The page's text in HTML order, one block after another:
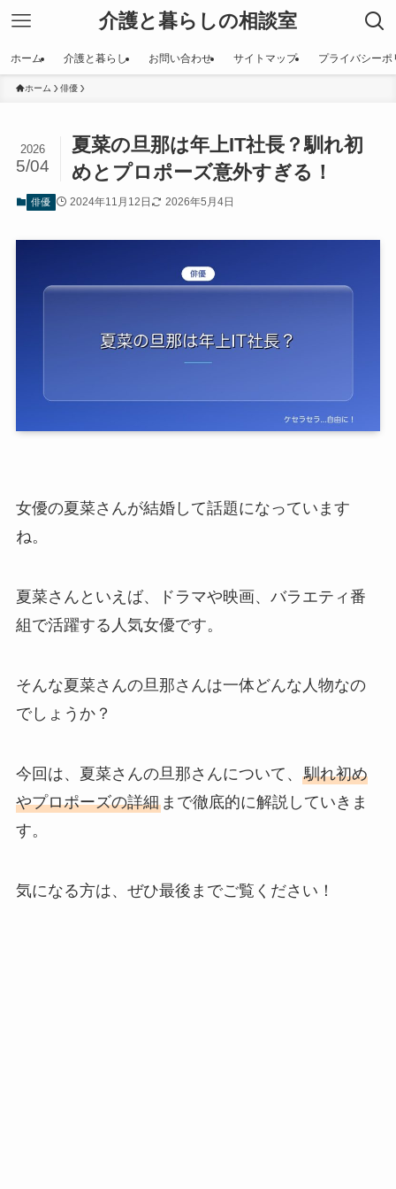
介護と暮らしの相談室
ホーム 介護と暮らし お問い合わせ サイトマップ プライバシーポ
ホーム 俳優
夏菜の旦那は年上IT社長？馴れ初
めとプロポーズ意外すぎる！
2026
5/04
俳優 2024年11月12日 2026年5月4日
女優の夏菜さんが結婚して話題になっています
ね。
夏菜さんといえば、ドラマや映画、バラエティ番
組で活躍する人気女優です。
そんな夏菜さんの旦那さんは一体どんな人物なの
でしょうか？
今回は、夏菜さんの旦那さんについて、 馴れ初め
やプロポーズの詳細まで徹底的に解説していきま
す。
気になる方は、ぜひ最後までご覧ください！